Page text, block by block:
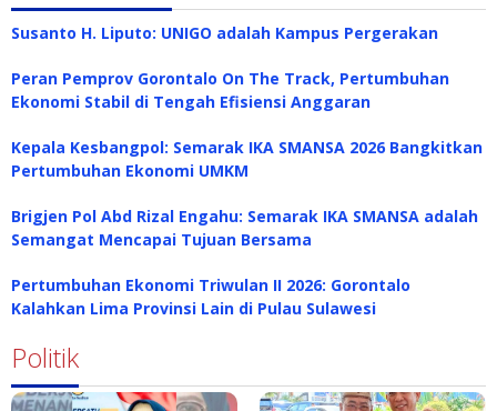
Susanto H. Liputo: UNIGO adalah Kampus Pergerakan
Peran Pemprov Gorontalo On The Track, Pertumbuhan
Ekonomi Stabil di Tengah Efisiensi Anggaran
Kepala Kesbangpol: Semarak IKA SMANSA 2026 Bangkitkan
Pertumbuhan Ekonomi UMKM
Brigjen Pol Abd Rizal Engahu: Semarak IKA SMANSA adalah
Semangat Mencapai Tujuan Bersama
Pertumbuhan Ekonomi Triwulan II 2026: Gorontalo
Kalahkan Lima Provinsi Lain di Pulau Sulawesi
Politik